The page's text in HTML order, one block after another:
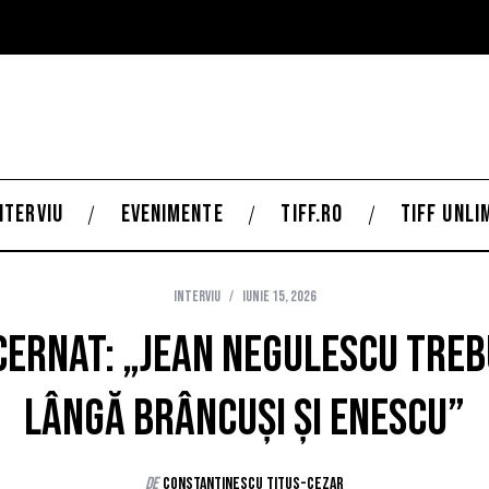
EVENIMENTE TIFF.RO TIFF
Interviu iunie 15, 2026
„Jean Negulescu
lângă Brâncuși și Enescu”
de Constantinescu Titus-Cezar